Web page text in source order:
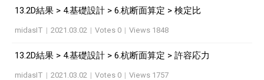
13.2D結果 > 4.基礎設計 > 6.杭断面算定 > 検定比
midasIT | 2021.03.02 | Votes 0 | Views 1848
13.2D結果 > 4.基礎設計 > 6.杭断面算定 > 許容応力
midasIT | 2021.03.02 | Votes 0 | Views 1757